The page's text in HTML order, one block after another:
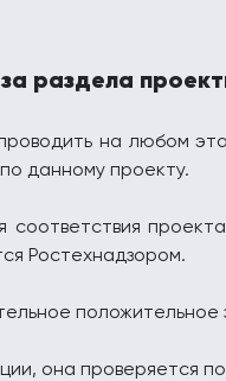
раздела
на любом
данному проекту.
Ростехнадзором.
она проверяется